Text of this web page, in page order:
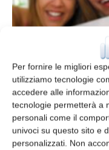
Per fornire le migliori
utilizziamo tecnologie
accedere alle
tecnologie permetterà a
personali come il
univoci su questo sito e
personalizzati. Non
Gelato
redazione 4 Luglio 2016
Leggi la rivista